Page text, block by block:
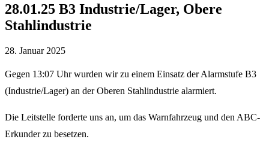
28.01.25 B3 Industrie/Lager, Obere
Stahlindustrie
28. Januar 2025
Gegen 13:07 Uhr wurden wir zu einem Einsatz der Alarmstufe B3
(Industrie/Lager) an der Oberen Stahlindustrie alarmiert.
Die Leitstelle forderte uns an, um das Warnfahrzeug und den ABC-
Erkunder zu besetzen.